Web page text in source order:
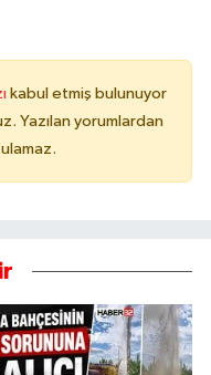
kabul etmiş bulunuyor
Yazılan yorumlardan